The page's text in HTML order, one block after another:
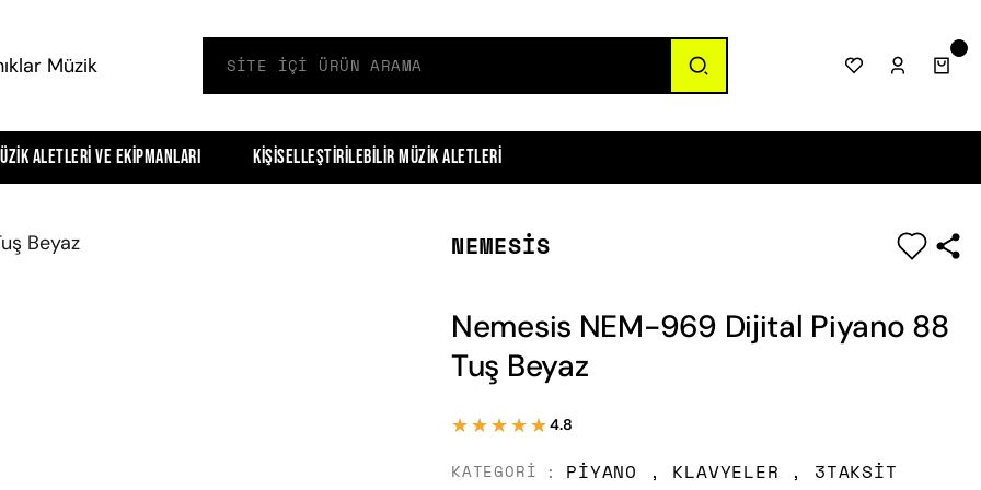
Aletleri ve Ekipmanları Kişiselleştirilebilir Müzik Aletleri
NEMESIS
Nemesis NEM-969 Dijital Piyano 88
Tuş Beyaz
★★★★★
★★★★★ 4.8
KATEGORI PIYANO , KLAVYELER , 3TAKSIT